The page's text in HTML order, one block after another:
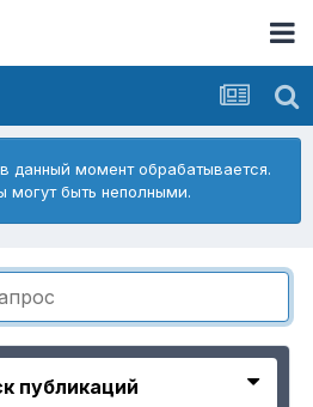
данный момент обрабатывается.
могут быть неполными.
публикаций